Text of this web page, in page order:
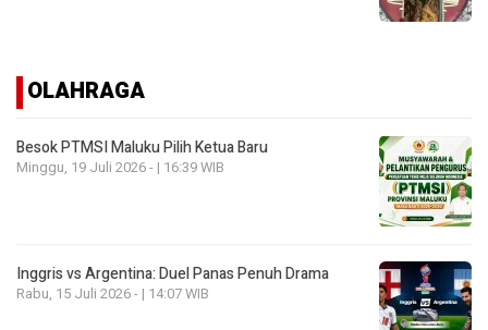
OLAHRAGA
Besok PTMSI Maluku Pilih Ketua Baru
Minggu, 19 Juli 2026 - | 16:39 WIB
Inggris vs Argentina: Duel Panas Penuh Drama
Rabu, 15 Juli 2026 - | 14:07 WIB